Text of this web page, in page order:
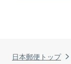
日本郵便トップ